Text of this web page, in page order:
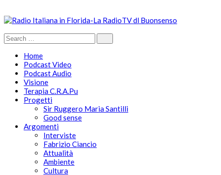
Home
Podcast Video
Podcast Audio
Visione
Terapia C.R.A.Pu
Progetti
Sir Ruggero Maria Santilli
Good sense
Argomenti
Interviste
Fabrizio Ciancio
Attualità
Ambiente
Cultura